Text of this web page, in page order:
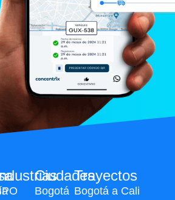
Ciudades
Bogotá
Trayectos
Bogotá a Cali